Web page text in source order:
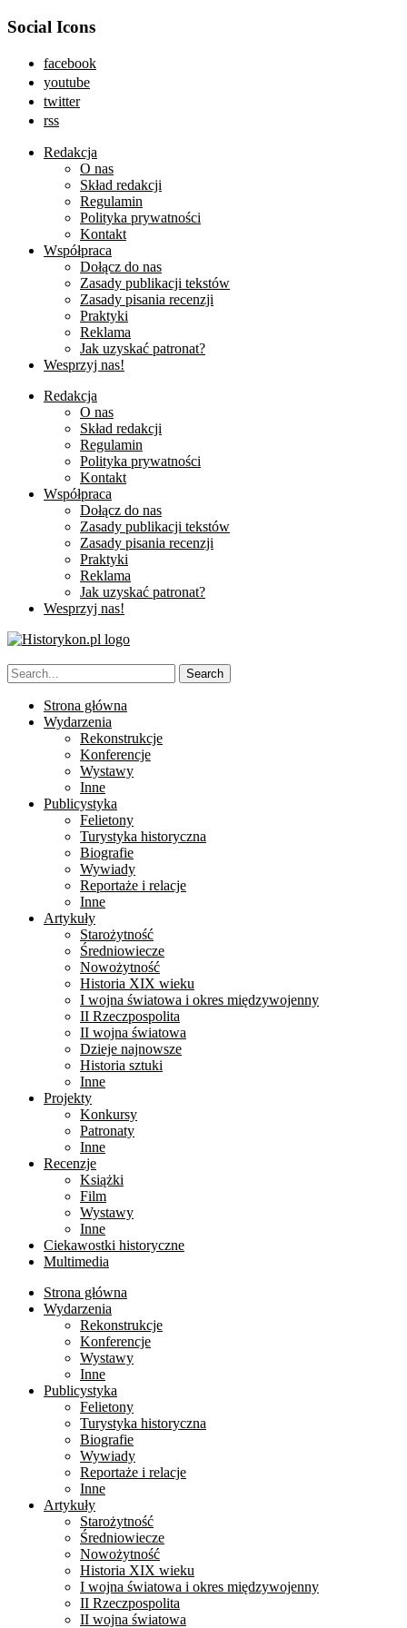
Social Icons
facebook
youtube
twitter
rss
Redakcja
O nas
Skład redakcji
Regulamin
Polityka prywatności
Kontakt
Współpraca
Dołącz do nas
Zasady publikacji tekstów
Zasady pisania recenzji
Praktyki
Reklama
Jak uzyskać patronat?
Wesprzyj nas!
Redakcja
O nas
Skład redakcji
Regulamin
Polityka prywatności
Kontakt
Współpraca
Dołącz do nas
Zasady publikacji tekstów
Zasady pisania recenzji
Praktyki
Reklama
Jak uzyskać patronat?
Wesprzyj nas!
Strona główna
Wydarzenia
Rekonstrukcje
Konferencje
Wystawy
Inne
Publicystyka
Felietony
Turystyka historyczna
Biografie
Wywiady
Reportaże i relacje
Inne
Artykuły
Starożytność
Średniowiecze
Nowożytność
Historia XIX wieku
I wojna światowa i okres międzywojenny
II Rzeczpospolita
II wojna światowa
Dzieje najnowsze
Historia sztuki
Inne
Projekty
Konkursy
Patronaty
Inne
Recenzje
Książki
Film
Wystawy
Inne
Ciekawostki historyczne
Multimedia
Strona główna
Wydarzenia
Rekonstrukcje
Konferencje
Wystawy
Inne
Publicystyka
Felietony
Turystyka historyczna
Biografie
Wywiady
Reportaże i relacje
Inne
Artykuły
Starożytność
Średniowiecze
Nowożytność
Historia XIX wieku
I wojna światowa i okres międzywojenny
II Rzeczpospolita
II wojna światowa